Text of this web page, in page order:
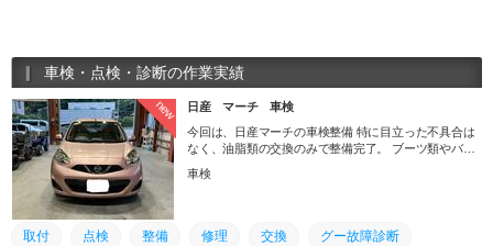
車検・点検・診断の作業実績
new
日産 マーチ 車検
今回は、日産マーチの車検整備 特に目立った不具合は
なく、油脂類の交換のみで整備完了。 ブーツ類やバッ
ました。 整備以外では、ヘッドライトの磨き・フロン
わせ下さい！！
車検
取付 点検 整備 修理 交換 グー故障診断